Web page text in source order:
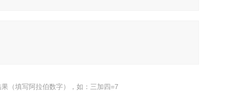
（填写阿拉伯数字），如：三加四=7